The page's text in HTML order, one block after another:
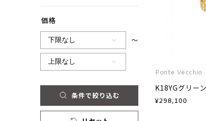
価格
～
条件で絞り込む
Ponte Vecchio
¥298,100